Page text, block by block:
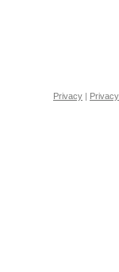
Privacy |